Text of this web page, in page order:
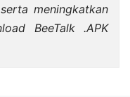
meningkatkan
BeeTalk .APK